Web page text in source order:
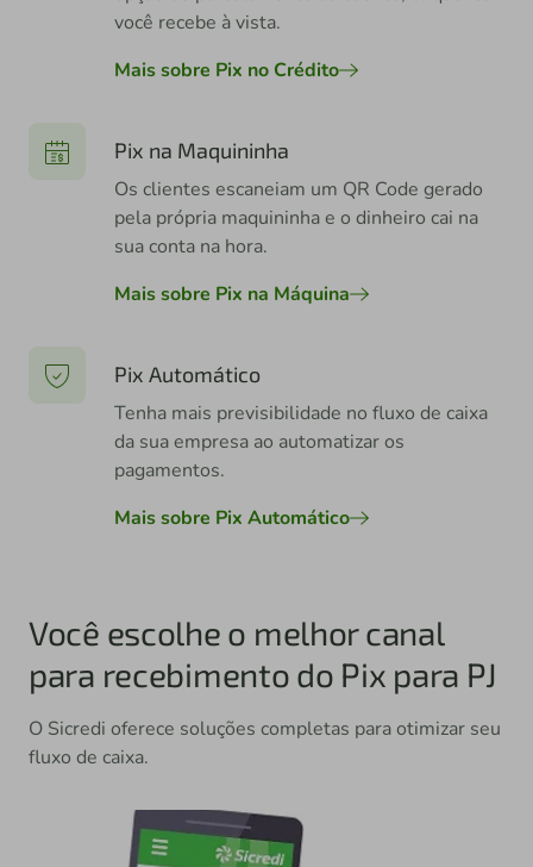
você recebe à vista.
Mais sobre Pix no Crédito
Pix na Maquininha
Os clientes escaneiam um QR Code gerado
pela própria maquininha e o dinheiro cai na
sua conta na hora.
Mais sobre Pix na Máquina
Pix Automático
Tenha mais previsibilidade no fluxo de caixa
da sua empresa ao automatizar os
pagamentos.
Mais sobre Pix Automático
Você escolhe o melhor canal
para recebimento do Pix para PJ
O Sicredi oferece soluções completas para otimizar seu
fluxo de caixa.